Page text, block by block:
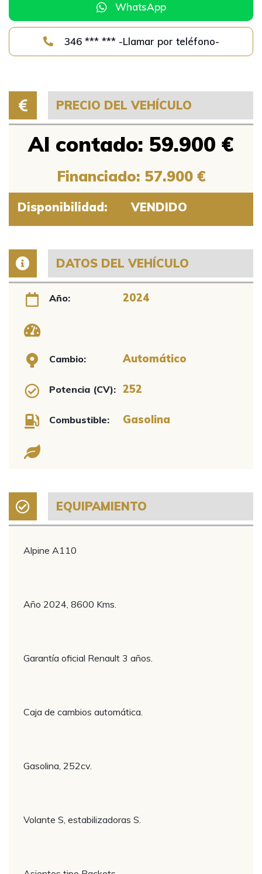
WhatsApp
346 *** *** -Llamar por teléfono-
PRECIO DEL VEHÍCULO
Al contado: 59.900 €
Financiado: 57.900 €
Disponibilidad: VENDIDO
DATOS DEL VEHÍCULO
Año: 2024
Cambio: Automático
Potencia (CV): 252
Combustible: Gasolina
EQUIPAMIENTO
Alpine A110
Año 2024, 8600 Kms.
Garantía oficial Renault 3 años.
Caja de cambios automática.
Gasolina, 252cv.
Volante S, estabilizadoras S.